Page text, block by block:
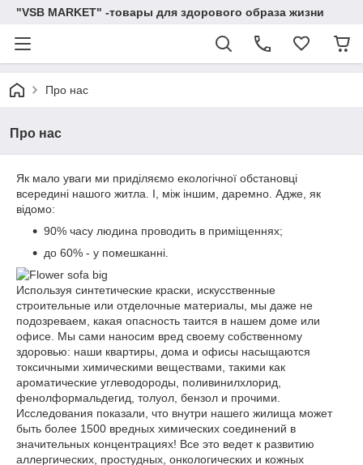
"VSB MARKET" -товары для здорового образа жизни
Про нас
Про нас
Як мало уваги ми приділяємо екологічної обстановці
всередині нашого житла. І, між іншим, даремно. Адже, як
відомо:
90% часу людина проводить в приміщеннях;
до 60% - у помешканні.
Используя синтетические краски, искусственные
строительные или отделочные материалы, мы даже не
подозреваем, какая опасность таится в нашем доме или
офисе. Мы сами наносим вред своему собственному
здоровью: наши квартиры, дома и офисы насыщаются
токсичными химическими веществами, такими как
ароматические углеводороды, поливинилхлорид,
фенолформальдегид, толуол, бензол и прочими.
Исследования показали, что внутри нашего жилища может
быть более 1500 вредных химических соединений в
значительных концентрациях! Все это ведет к развитию
аллергических, простудных, онкологических и кожных